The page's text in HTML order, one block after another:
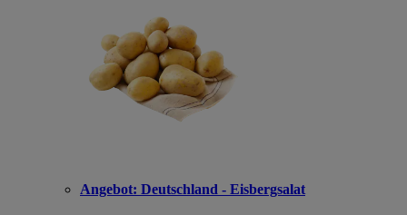
Angebot: Deutschland - Eisbergsalat